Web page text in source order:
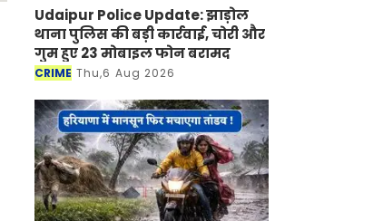
Udaipur Police Update: झाड़ोल
थाना पुलिस की बड़ी कार्रवाई, चोरी और
गुम हुए 23 मोबाइल फोन बरामद
CRIME Thu,6 Aug 2026